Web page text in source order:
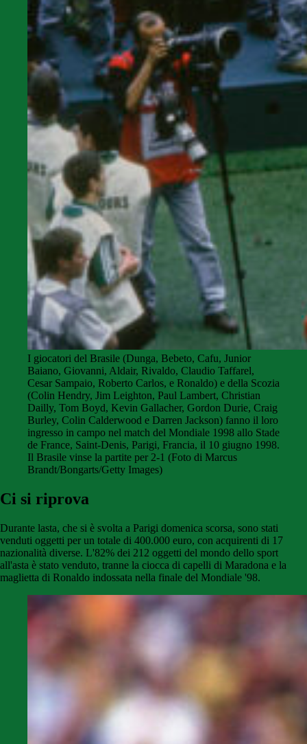
I giocatori del Brasile (Dunga, Bebeto, Cafu, Junior
Baiano, Giovanni, Aldair, Rivaldo, Claudio Taffarel,
Cesar Sampaio, Roberto Carlos, e Ronaldo) e della Scozia
(Colin Hendry, Jim Leighton, Paul Lambert, Christian
Dailly, Tom Boyd, Kevin Gallacher, Gordon Durie, Craig
Burley, Colin Calderwood e Darren Jackson) fanno il loro
ingresso in campo nel match del Mondiale 1998 allo Stade
de France, Saint-Denis, Parigi, Francia, il 10 giugno 1998.
Il Brasile vinse la partite per 2-1 (Foto di Marcus
Brandt/Bongarts/Getty Images)
Ci si riprova
Durante lasta, che si è svolta a Parigi domenica scorsa, sono stati
venduti oggetti per un totale di 400.000 euro, con acquirenti di 17
nazionalità diverse. L'82% dei 212 oggetti del mondo dello sport
all'asta è stato venduto, tranne la ciocca di capelli di Maradona e la
maglietta di Ronaldo indossata nella finale del Mondiale '98.